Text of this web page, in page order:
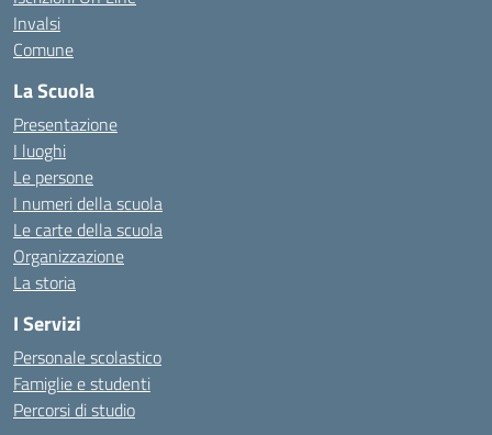
Invalsi
Comune
La Scuola
Presentazione
I luoghi
Le persone
I numeri della scuola
Le carte della scuola
Organizzazione
La storia
I Servizi
Personale scolastico
Famiglie e studenti
Percorsi di studio